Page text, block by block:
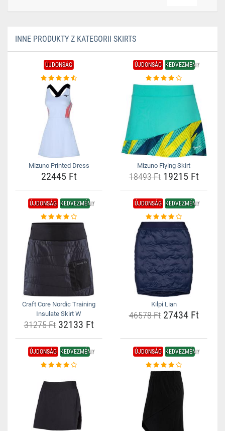
INNE PRODUKTY Z KATEGORII SKIRTS
ÚJDONSÁG
Mizuno Printed Dress
22445 Ft
ÚJDONSÁG KEDVEZMÉNY
Mizuno Flying Skirt
18493 Ft19215 Ft
ÚJDONSÁG KEDVEZMÉNY
Craft Core Nordic Training
Insulate Skirt W
31275 Ft32133 Ft
ÚJDONSÁG KEDVEZMÉNY
Kilpi Lian
46578 Ft27434 Ft
ÚJDONSÁG KEDVEZMÉNY ÚJDONSÁG KEDVEZMÉNY